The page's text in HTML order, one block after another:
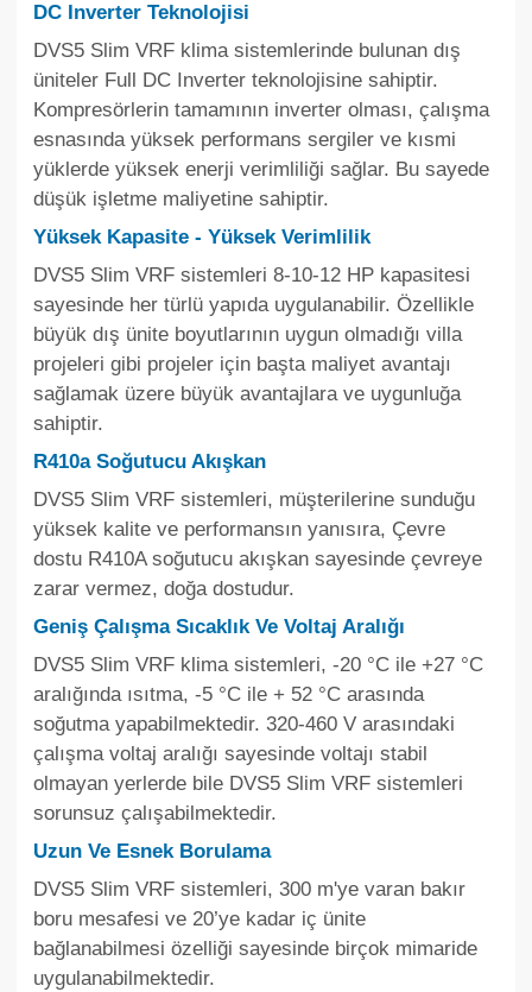
DC Inverter Teknolojisi
DVS5 Slim VRF klima sistemlerinde bulunan dış
üniteler Full DC Inverter teknolojisine sahiptir.
Kompresörlerin tamamının inverter olması, çalışma
esnasında yüksek performans sergiler ve kısmi
yüklerde yüksek enerji verimliliği sağlar. Bu sayede
düşük işletme maliyetine sahiptir.
Yüksek Kapasite - Yüksek Verimlilik
DVS5 Slim VRF sistemleri 8-10-12 HP kapasitesi
sayesinde her türlü yapıda uygulanabilir. Özellikle
büyük dış ünite boyutlarının uygun olmadığı villa
projeleri gibi projeler için başta maliyet avantajı
sağlamak üzere büyük avantajlara ve uygunluğa
sahiptir.
R410a Soğutucu Akışkan
DVS5 Slim VRF sistemleri, müşterilerine sunduğu
yüksek kalite ve performansın yanısıra, Çevre
dostu R410A soğutucu akışkan sayesinde çevreye
zarar vermez, doğa dostudur.
Geniş Çalışma Sıcaklık Ve Voltaj Aralığı
DVS5 Slim VRF klima sistemleri, -20 °C ile +27 °C
aralığında ısıtma, -5 °C ile + 52 °C arasında
soğutma yapabilmektedir. 320-460 V arasındaki
çalışma voltaj aralığı sayesinde voltajı stabil
olmayan yerlerde bile DVS5 Slim VRF sistemleri
sorunsuz çalışabilmektedir.
Uzun Ve Esnek Borulama
DVS5 Slim VRF sistemleri, 300 m'ye varan bakır
boru mesafesi ve 20’ye kadar iç ünite
bağlanabilmesi özelliği sayesinde birçok mimaride
uygulanabilmektedir.